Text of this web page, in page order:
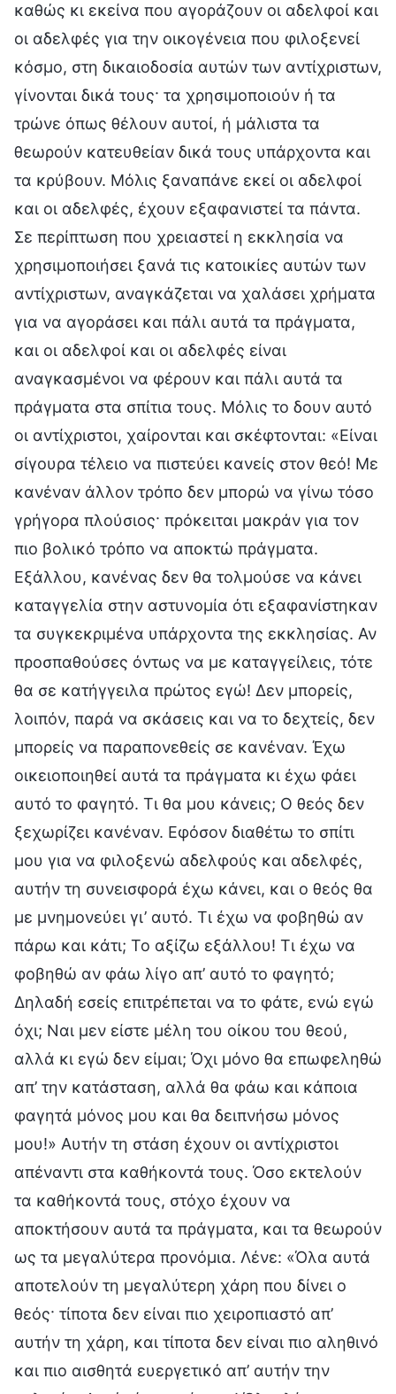
καθώς κι εκείνα που αγοράζουν οι αδελφοί και
οι αδελφές για την οικογένεια που φιλοξενεί
κόσμο, στη δικαιοδοσία αυτών των αντίχριστων,
γίνονται δικά τους· τα χρησιμοποιούν ή τα
τρώνε όπως θέλουν αυτοί, ή μάλιστα τα
θεωρούν κατευθείαν δικά τους υπάρχοντα και
τα κρύβουν. Μόλις ξαναπάνε εκεί οι αδελφοί
και οι αδελφές, έχουν εξαφανιστεί τα πάντα.
Σε περίπτωση που χρειαστεί η εκκλησία να
χρησιμοποιήσει ξανά τις κατοικίες αυτών των
αντίχριστων, αναγκάζεται να χαλάσει χρήματα
για να αγοράσει και πάλι αυτά τα πράγματα,
και οι αδελφοί και οι αδελφές είναι
αναγκασμένοι να φέρουν και πάλι αυτά τα
πράγματα στα σπίτια τους. Μόλις το δουν αυτό
οι αντίχριστοι, χαίρονται και σκέφτονται: «Είναι
σίγουρα τέλειο να πιστεύει κανείς στον θεό! Με
κανέναν άλλον τρόπο δεν μπορώ να γίνω τόσο
γρήγορα πλούσιος· πρόκειται μακράν για τον
πιο βολικό τρόπο να αποκτώ πράγματα.
Εξάλλου, κανένας δεν θα τολμούσε να κάνει
καταγγελία στην αστυνομία ότι εξαφανίστηκαν
τα συγκεκριμένα υπάρχοντα της εκκλησίας. Αν
προσπαθούσες όντως να με καταγγείλεις, τότε
θα σε κατήγγειλα πρώτος εγώ! Δεν μπορείς,
λοιπόν, παρά να σκάσεις και να το δεχτείς, δεν
μπορείς να παραπονεθείς σε κανέναν. Έχω
οικειοποιηθεί αυτά τα πράγματα κι έχω φάει
αυτό το φαγητό. Τι θα μου κάνεις; Ο θεός δεν
ξεχωρίζει κανέναν. Εφόσον διαθέτω το σπίτι
μου για να φιλοξενώ αδελφούς και αδελφές,
αυτήν τη συνεισφορά έχω κάνει, και ο θεός θα
με μνημονεύει γι’ αυτό. Τι έχω να φοβηθώ αν
πάρω και κάτι; Το αξίζω εξάλλου! Τι έχω να
φοβηθώ αν φάω λίγο απ’ αυτό το φαγητό;
Δηλαδή εσείς επιτρέπεται να το φάτε, ενώ εγώ
όχι; Ναι μεν είστε μέλη του οίκου του θεού,
αλλά κι εγώ δεν είμαι; Όχι μόνο θα επωφεληθώ
απ’ την κατάσταση, αλλά θα φάω και κάποια
φαγητά μόνος μου και θα δειπνήσω μόνος
μου!» Αυτήν τη στάση έχουν οι αντίχριστοι
απέναντι στα καθήκοντά τους. Όσο εκτελούν
τα καθήκοντά τους, στόχο έχουν να
αποκτήσουν αυτά τα πράγματα, και τα θεωρούν
ως τα μεγαλύτερα προνόμια. Λένε: «Όλα αυτά
αποτελούν τη μεγαλύτερη χάρη που δίνει ο
θεός· τίποτα δεν είναι πιο χειροπιαστό απ’
αυτήν τη χάρη, και τίποτα δεν είναι πιο αληθινό
και πιο αισθητά ευεργετικό απ’ αυτήν την